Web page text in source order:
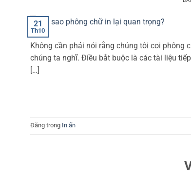
21
Th10
Không cần phải nói rằng chúng tôi coi phông
chúng ta nghĩ. Điều bắt buộc là các tài liệu
[…]
Đăng trong In ấn